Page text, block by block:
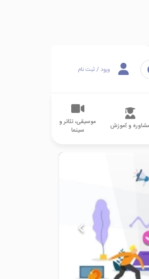
ورود / ثبت نام
و آموزش
موسیقی، تئاتر و
سینما